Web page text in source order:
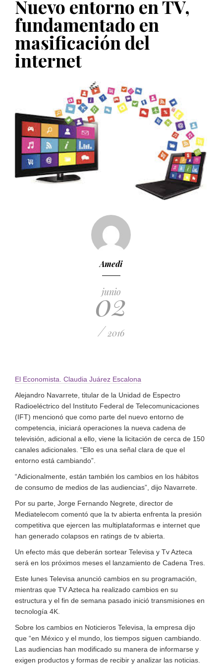
PUBLICADO EL 5 ENERO, 2023
Nuevo entorno en TV,
fundamentado en
masificación del
internet
Amedi
junio
02
/ 2016
El Economista. Claudia Juárez Escalona
Alejandro Navarrete, titular de la Unidad de Espectro
Radioeléctrico del Instituto Federal de Telecomunicaciones
(IFT) mencionó que como parte del nuevo entorno de
competencia, iniciará operaciones la nueva cadena de
televisión, adicional a ello, viene la licitación de cerca de 150
canales adicionales. “Ello es una señal clara de que el
entorno está cambiando”.
“Adicionalmente, están también los cambios en los hábitos
de consumo de medios de las audiencias”, dijo Navarrete.
Por su parte, Jorge Fernando Negrete, director de
Mediatelecom comentó que la tv abierta enfrenta la presión
competitiva que ejercen las multiplataformas e internet que
han generado colapsos en ratings de tv abierta.
Un efecto más que deberán sortear Televisa y Tv Azteca
será en los próximos meses el lanzamiento de Cadena Tres.
Este lunes Televisa anunció cambios en su programación,
mientras que TV Azteca ha realizado cambios en su
estructura y el fin de semana pasado inició transmisiones en
tecnología 4K.
Sobre los cambios en Noticieros Televisa, la empresa dijo
que “en México y el mundo, los tiempos siguen cambiando.
Las audiencias han modificado su manera de informarse y
exigen productos y formas de recibir y analizar las noticias.